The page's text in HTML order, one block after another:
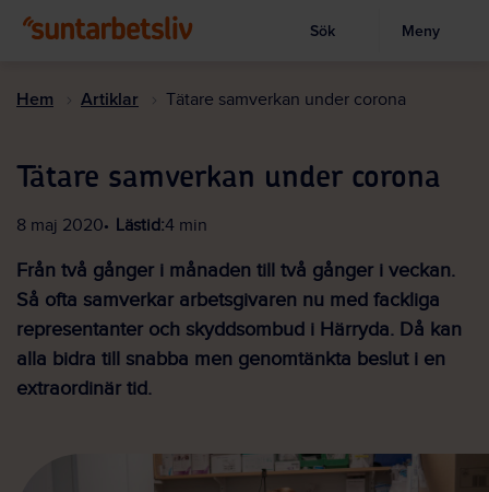
till
Visa sökruta
Sök Meny
Hem Artiklar Tätare samverkan under corona
Tätare samverkan under corona
8 maj 2020 Lästid:4 min
Från två gånger i månaden till två gånger i veckan.
Så ofta samverkar arbetsgivaren nu med fackliga
representanter och skyddsombud i Härryda. Då kan
alla bidra till snabba men genomtänkta beslut i en
extraordinär tid.